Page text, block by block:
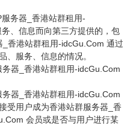
务器_香港站群租用-
、信息而向第三方提供的，包
香港站群租用-idcGu.Com 通过
、服务、信息的情况。
器_香港站群租用-idcGu.Com
器_香港站群租用-idcGu.Com
受用户成为香港站群服务器_香
会员或是否与用户进行某